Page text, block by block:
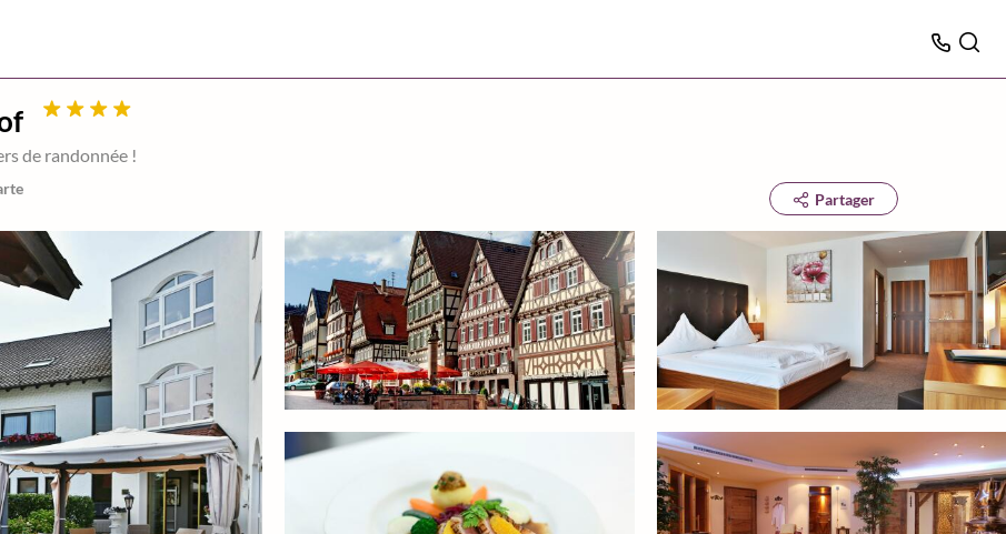
de randonnée !
Partager